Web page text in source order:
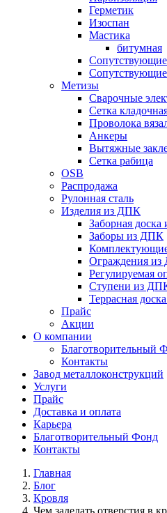
Герметик
Изоспан
Мастика
битумная
Метизы
Сварочные
Сетка
Проволока
Анкеры
Вытяжные
Сетка рабица
OSB
Распродажа
Рулонная сталь
Изделия из ДПК
Заборная
Заборы из ДПК
Ограждения
Регулируемая
Ступени из
Террасная
Прайс
Акции
О компании
Благотворительный
Контакты
Завод металлоконструкций
Услуги
Прайс
Доставка и оплата
Карьера
Благотворительный Фонд
Контакты
Главная
Блог
Кровля
Чем заделать отверстия в